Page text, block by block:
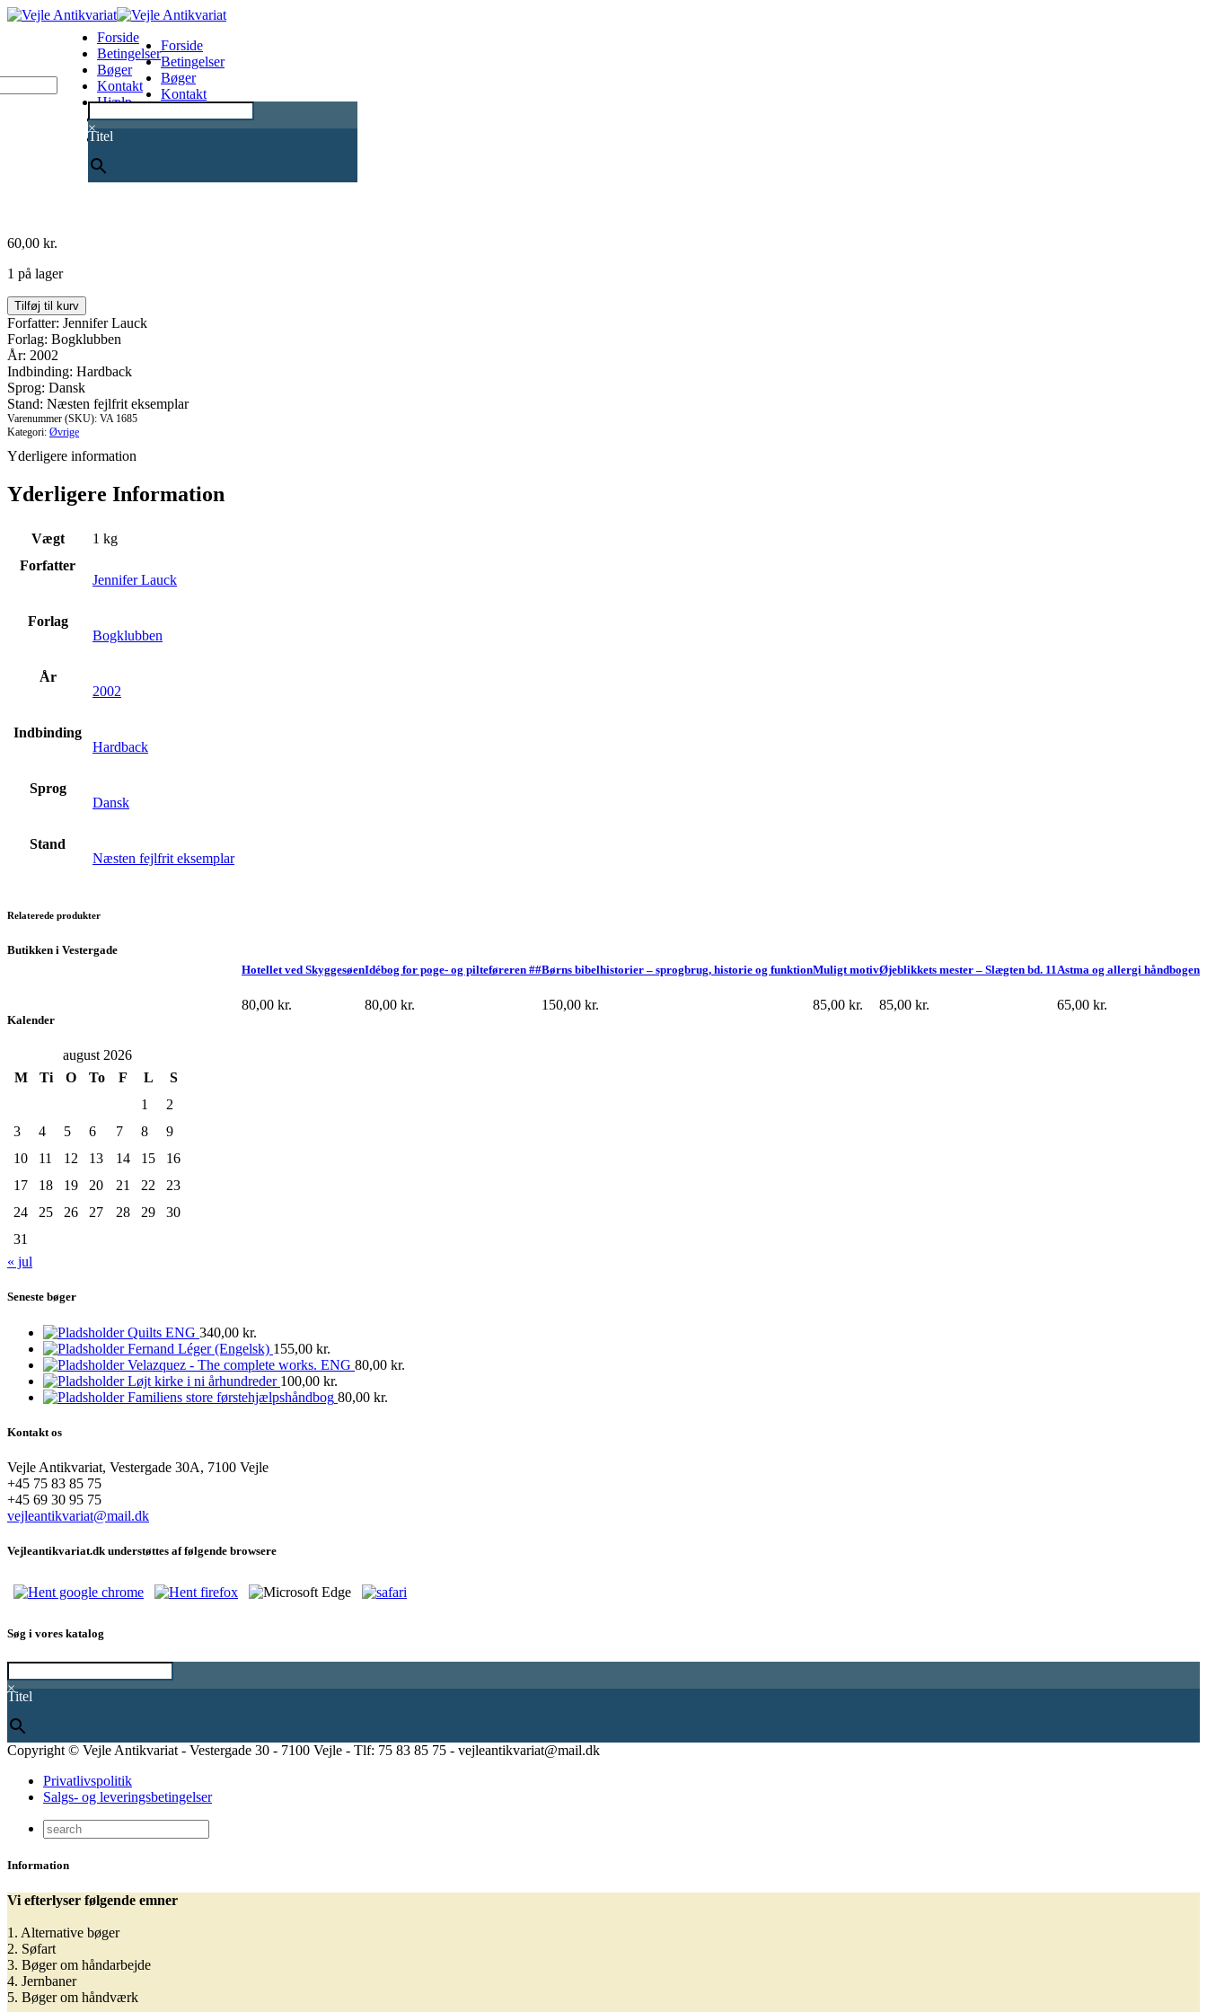
×
Titel
Forside
Betingelser
Bøger
Kontakt
Hjælp
0
Forside
Betingelser
Bøger
Kontakt
60,00 kr.
1 på lager
Blackbird
antal
Tilføj til kurv
Forfatter: Jennifer Lauck
Forlag: Bogklubben
År: 2002
Indbinding: Hardback
Sprog: Dansk
Stand: Næsten fejlfrit eksemplar
Varenummer (SKU): VA 1685
Kategori: Øvrige
Yderligere information
Yderligere Information
Vægt
1 kg
Forfatter
Jennifer Lauck
Forlag
Bogklubben
År
2002
Indbinding
Hardback
Sprog
Dansk
Stand
Næsten fejlfrit eksemplar
Relaterede produkter
Astma og allergi håndbogen
65,00 kr.
Øjeblikkets mester – Slægten bd. 11
85,00 kr.
Muligt motiv
85,00 kr.
Børns bibelhistorier – sprogbrug, historie og funktion
150,00 kr.
Idébog for poge- og pilteføreren ##
80,00 kr.
Hotellet ved Skyggesøen
80,00 kr.
Butikken i Vestergade
Kalender
august 2026
M
Ti O To F L
S
1
2
3
4 5 6 7 8
9
10
11 12 13 14 15
16
17
18 19 20 21 22
23
24
25 26 27 28 29
30
31
« jul
Seneste bøger
Quilts ENG 340,00 kr.
Fernand Léger (Engelsk) 155,00 kr.
Velazquez - The complete works. ENG 80,00 kr.
Løjt kirke i ni århundreder 100,00 kr.
Familiens store førstehjælpshåndbog 80,00 kr.
Kontakt os
Vejle Antikvariat, Vestergade 30A, 7100 Vejle
+45 75 83 85 75
+45 69 30 95 75
vejleantikvariat@mail.dk
Vejleantikvariat.dk understøttes af følgende browsere
Søg i vores katalog
×
Titel
Copyright © Vejle Antikvariat - Vestergade 30 - 7100 Vejle - Tlf: 75 83 85 75 - vejleantikvariat@mail.dk
Privatlivspolitik
Salgs- og leveringsbetingelser
Information
Vi efterlyser følgende emner
1. Alternative bøger
2. Søfart
3. Bøger om håndarbejde
4. Jernbaner
5. Bøger om håndværk